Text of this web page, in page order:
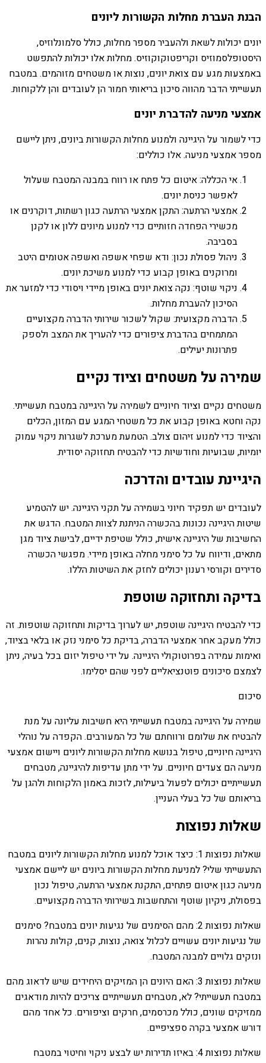
הבנת העברת מחלות הקשורות ליונים
יונים יכולות לשאת ולהעביר מספר מחלות, כולל סלמונלוזיס,
היסטופלסמוזיס וקריפטוקוקוזיס. מחלות אלו יכולות להתפשט
באמצעות מגע עם צואת יונים, נוצות או משטחים מזוהמים. במטבח
תעשייתי הדבר מהווה סיכון בריאותי חמור הן לעובדים והן ללקוחות.
אמצעי מניעה להדברת יונים
כדי לשמור על היגיינה ולמנוע מחלות הקשורות ביונים, ניתן ליישם
מספר אמצעי מניעה. אלו כוללים:
אי הכללה: איטום כל פתח או רווח במבנה המטבח שעלול
לאפשר כניסת יונים.
אמצעי הרתעה: התקן אמצעי הרתעה כגון רשתות, דוקרנים או
מכשירי הפחדה חזותיים כדי למנוע מיונים ללון או לקנן
בסביבה.
ניהול פסולת נכון: ודא שפחי אשפה ואשפה אטומים היטב
ומרוקנים באופן קבוע כדי למנוע משיכת יונים.
ניקוי שוטף: נקה צואת יונים באופן מיידי ויסודי כדי למזער את
הסיכון להעברת מחלות.
הדברה מקצועית: שקול לשכור שירותי הדברה מקצועיים
המתמחים בהדברת ציפורים כדי להעריך את המצב ולספק
פתרונות יעילים.
שמירה על משטחים וציוד נקיים
משטחים נקיים וציוד חיוניים לשמירה על היגיינה במטבח תעשייתי.
נקה וחטא באופן קבוע את כל משטחי המגע עם המזון, הכלים
והציוד כדי למנוע זיהום צולב. הטמעת מערכת לשגרות ניקוי עמוק
יומיות, שבועיות וחודשיות כדי להבטיח תחזוקה יסודית.
היגיינת עובדים והדרכה
לעובדים יש תפקיד חיוני בשמירה על תקני היגיינה. יש להטמיע
שיטות היגיינה נכונות בהכשרה הניתנת לצוות המטבח. הדגש את
החשיבות של היגיינה אישית, כולל שטיפת ידיים, לבישת ציוד מגן
מתאים, ודיווח על כל סימני מחלה באופן מיידי. מפגשי הכשרה
סדירים וקורסי רענון יכולים לחזק את השיטות הללו.
בדיקה ותחזוקה שוטפת
כדי להבטיח היגיינה שוטפת, יש לערוך בדיקות ותחזוקה שוטפות. זה
כולל מעקב אחר אמצעי הדברה, בדיקת כל סימני נזק או בלאי בציוד,
ואימות עמידה בפרוטוקולי היגיינה. על ידי טיפול יזום בכל בעיה, ניתן
לצמצם סיכונים פוטנציאליים לפני שהם יסלימו.
סיכום
שמירה על היגיינה במטבח תעשייתי היא חשיבות עליונה על מנת
להבטיח את שלומם ורווחתם של כל המעורבים. הקפדה על נוהלי
היגיינה חיוניים, טיפול בנושא מחלות הקשורות ליונים ויישום אמצעי
מניעה הם צעדים חיוניים. על ידי מתן עדיפות להיגיינה, מטבחים
תעשייתיים יכולים לפעול ביעילות, לזכות באמון הלקוחות ולהגן על
בריאותם של כל בעלי העניין.
שאלות נפוצות
שאלות נפוצות 1: כיצד אוכל למנוע מחלות הקשורות ליונים במטבח
התעשייתי שלי? למניעת מחלות הקשורות ביונים יש ליישם אמצעי
מניעה כגון איטום פתחים, התקנת אמצעי הרתעה, טיפול נכון
בפסולת, ניקיון שוטף והתחשבות בשירותי הדברה מקצועיים.
שאלות נפוצות 2: מהם הסימנים של נגיעות יונים במטבח? סימנים
של נגיעות יונים עשויים לכלול צואה, נוצות, קנים, קולות נהרות
ונזקים גלויים למבנה המטבח.
שאלות נפוצות 3: האם היונים הן המזיקים היחידים שיש לדאוג מהם
במטבח תעשייתי? לא, מטבחים תעשייתיים צריכים להיות מודאגים
ממזיקים שונים, כולל מכרסמים, חרקים וציפורים. כל אחד מהם
דורש אמצעי בקרה ספציפיים.
שאלות נפוצות 4: באיזו תדירות יש לבצע ניקוי וחיטוי במטבח